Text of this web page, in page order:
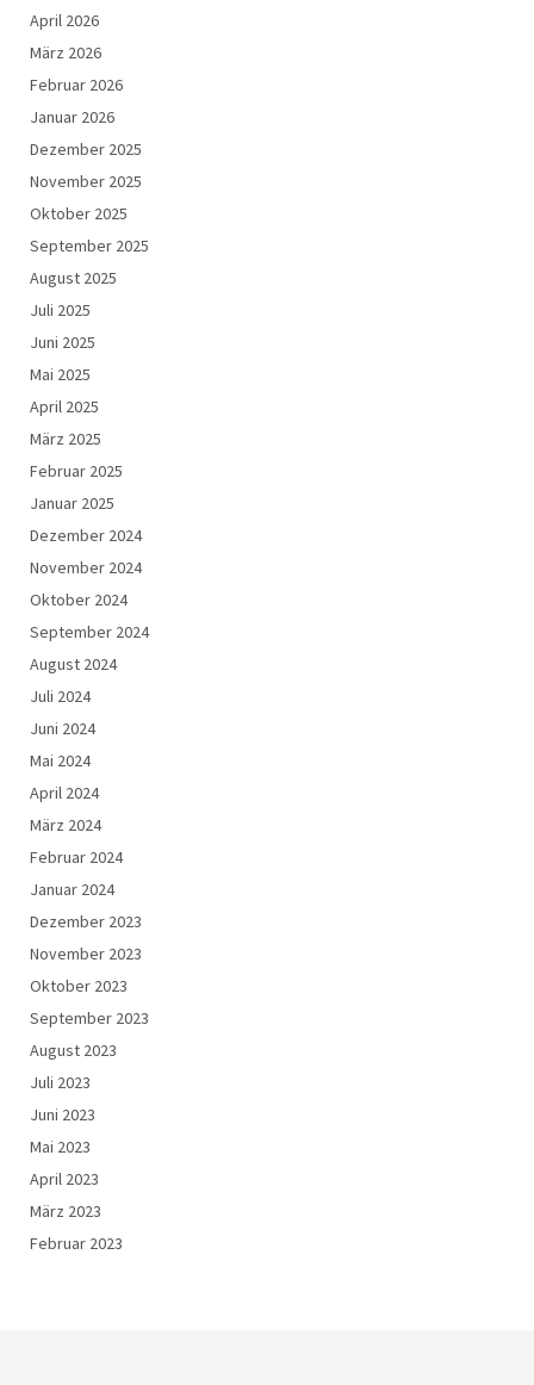
April 2026
März 2026
Februar 2026
Januar 2026
Dezember 2025
November 2025
Oktober 2025
September 2025
August 2025
Juli 2025
Juni 2025
Mai 2025
April 2025
März 2025
Februar 2025
Januar 2025
Dezember 2024
November 2024
Oktober 2024
September 2024
August 2024
Juli 2024
Juni 2024
Mai 2024
April 2024
März 2024
Februar 2024
Januar 2024
Dezember 2023
November 2023
Oktober 2023
September 2023
August 2023
Juli 2023
Juni 2023
Mai 2023
April 2023
März 2023
Februar 2023